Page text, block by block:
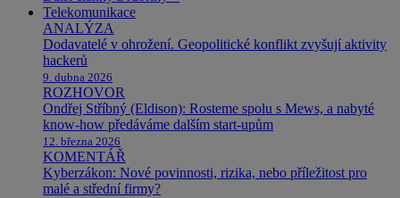
Telekomunikace
ANALÝZA
Dodavatelé v ohrožení. Geopolitické konflikt zvyšují aktivity
hackerů
9. dubna 2026
ROZHOVOR
Ondřej Stříbný (Eldison): Rosteme spolu s Mews, a nabyté
know-how předáváme dalším start-upům
12. března 2026
KOMENTÁŘ
Kyberzákon: Nové povinnosti, rizika, nebo příležitost pro
malé a střední firmy?